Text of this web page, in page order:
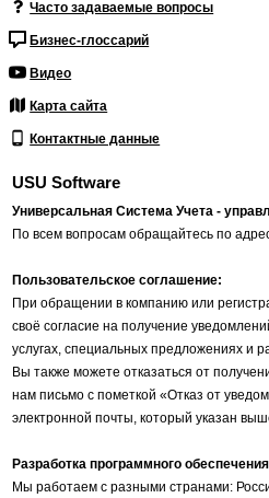
Часто задаваемые вопросы
Бизнес-глоссарий
Видео
Карта сайта
Контактные данные
USU Software
Универсальная Система Учета -
По всем вопросам обращайтесь по
Пользовательское соглашение:
При обращении в компанию или
своё согласие на получение
услугах, специальных предложениях и
Вы также можете отказаться от
нам письмо с пометкой «Отказ от
электронной почты, который указан
Разработка программного
Мы работаем с разными странами: